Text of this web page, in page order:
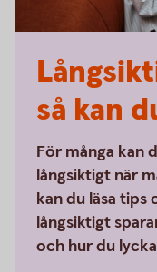
så kan
För många kan
långsiktigt när
kan du läsa
långsiktigt
och hur du